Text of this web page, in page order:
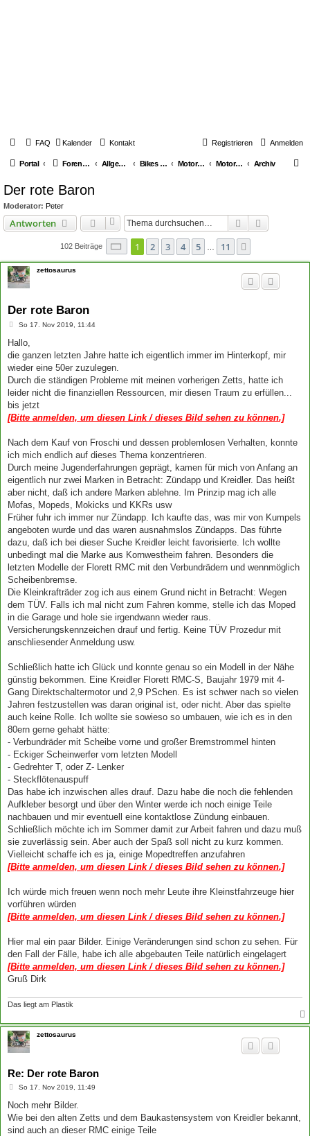
FAQ Kalender Kontakt Anmelden
Registrieren
Portal Foren-Übersicht Allgemeines über Youngtimerbikes Bikes & Generelle Themen Motorräder Motorräder diverse Marken Archiv
Der rote Baron
Moderator: Peter
Antworten Suche
102 Beiträge Seite 1von 11
1 2 3 4 5 11
zettosaurus
Der rote Baron
B
i
r
a
So 17. Nov 2019, 11:44
Hallo,
die ganzen letzten Jahre hatte ich eigentlich immer im Hinterkopf, mir
wieder eine 50er zuzulegen.
Durch die ständigen Probleme mit meinen vorherigen Zetts, hatte ich
leider nicht die finanziellen Ressourcen, mir diesen Traum zu erfüllen...
bis jetzt
[Bitte anmelden, um diesen Link / dieses Bild sehen zu können.]
Nach dem Kauf von Froschi und dessen problemlosen Verhalten, konnte
ich mich endlich auf dieses Thema konzentrieren.
Durch meine Jugenderfahrungen geprägt, kamen für mich von Anfang an
eigentlich nur zwei Marken in Betracht: Zündapp und Kreidler. Das heißt
aber nicht, daß ich andere Marken ablehne. Im Prinzip mag ich alle
Mofas, Mopeds, Mokicks und KKRs usw
Früher fuhr ich immer nur Zündapp. Ich kaufte das, was mir von Kumpels
angeboten wurde und das waren ausnahmslos Zündapps. Das führte
dazu, daß ich bei dieser Suche Kreidler leicht favorisierte. Ich wollte
unbedingt mal die Marke aus Kornwestheim fahren. Besonders die
letzten Modelle der Florett RMC mit den Verbundrädern und wennmöglich
Scheibenbremse.
Die Kleinkrafträder zog ich aus einem Grund nicht in Betracht: Wegen
dem TÜV. Falls ich mal nicht zum Fahren komme, stelle ich das Moped
in die Garage und hole sie irgendwann wieder raus.
Versicherungskennzeichen drauf und fertig. Keine TÜV Prozedur mit
anschliesender Anmeldung usw.
Schließlich hatte ich Glück und konnte genau so ein Modell in der Nähe
günstig bekommen. Eine Kreidler Florett RMC-S, Baujahr 1979 mit 4-
Gang Direktschaltermotor und 2,9 PSchen. Es ist schwer nach so vielen
Jahren festzustellen was daran original ist, oder nicht. Aber das spielte
auch keine Rolle. Ich wollte sie sowieso so umbauen, wie ich es in den
80ern gerne gehabt hätte:
- Verbundräder mit Scheibe vorne und großer Bremstrommel hinten
- Eckiger Scheinwerfer vom letzten Modell
- Gedrehter T, oder Z- Lenker
- Steckflötenauspuff
Das habe ich inzwischen alles drauf. Dazu habe die noch die fehlenden
Aufkleber besorgt und über den Winter werde ich noch einige Teile
nachbauen und mir eventuell eine kontaktlose Zündung einbauen.
Schließlich möchte ich im Sommer damit zur Arbeit fahren und dazu muß
sie zuverlässig sein. Aber auch der Spaß soll nicht zu kurz kommen.
Vielleicht schaffe ich es ja, einige Mopedtreffen anzufahren
[Bitte anmelden, um diesen Link / dieses Bild sehen zu können.]
Ich würde mich freuen wenn noch mehr Leute ihre Kleinstfahrzeuge hier
vorführen würden
[Bitte anmelden, um diesen Link / dieses Bild sehen zu können.]
Hier mal ein paar Bilder. Einige Veränderungen sind schon zu sehen. Für
den Fall der Fälle, habe ich alle abgebauten Teile natürlich eingelagert
[Bitte anmelden, um diesen Link / dieses Bild sehen zu können.]
Gruß Dirk
Das liegt am Plastik
zettosaurus
Re: Der rote Baron
B
i
r
a
So 17. Nov 2019, 11:49
Noch mehr Bilder.
Wie bei den alten Zetts und dem Baukastensystem von Kreidler bekannt,
sind auch an dieser RMC einige Teile